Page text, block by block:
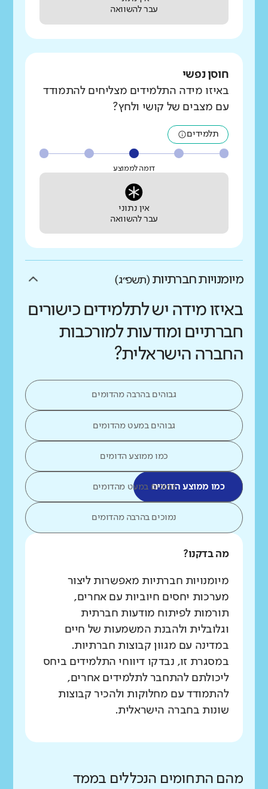
עבר להשוואה
חוסן נפשי
באיזו מידה התלמידים מצליחים להתמודד
עם מצבים של קושי ולחץ?
תלמידים
דומה לממוצע
אין נתוני
עבר להשוואה
מיומנויות חברתיות (תשפ״ג)
באיזו מידה יש לתלמידים כישורים
חברתיים ומודעות למורכבות
החברה הישראלית?
גבוהים בהרבה מהדומים
גבוהים במעט מהדומים
כמו ממוצע הדומים
כמו ממוצע הדומיםנמוכים במעט מהדומים
נמוכים בהרבה מהדומים
מה בדקנו?
מיומנויות חברתיות מאפשרות ליצור
מערכות יחסים חיוביות עם אחרים,
תורמות לפיתוח מודעות חברתית
וגלובלית ולהבנת המשמעות של חיים
במדינה עם מגוון קבוצות חברתיות.
במסגרת זו, נבדקו דיווחי התלמידים ביחס
ליכולתם להתחבר לתלמידים אחרים,
להתמודד עם מחלוקות ולהכיר קבוצות
שונות בחברה הישראלית.
מהם התחומים הנכללים בממד